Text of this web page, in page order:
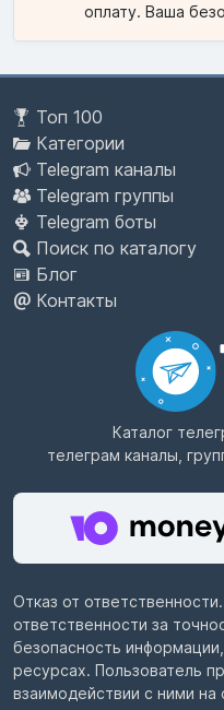
оплату. Ваша
Топ 100
Категории
Telegram каналы
Telegram группы
Telegram боты
Поиск по каталогу
Блог
Контакты
Каталог
телеграм каналы,
Отказ от
ответственности за
безопасность
ресурсах. Пользователь
взаимодействии с ними на